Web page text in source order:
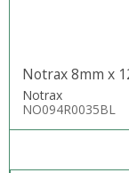
Notrax 8mm x
Notrax
NO094R0035BL